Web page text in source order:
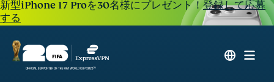
新型iPhone 17 Proを30名様にプレゼント！登録して応募
する